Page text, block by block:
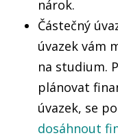
nárok.
Částečný
úvazek vám
na studium.
plánovat
úvazek, se
dosáhnout